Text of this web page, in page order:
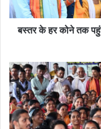
बस्तर के हर कोने तक